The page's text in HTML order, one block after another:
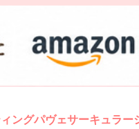
ングパヴェサーキュラ